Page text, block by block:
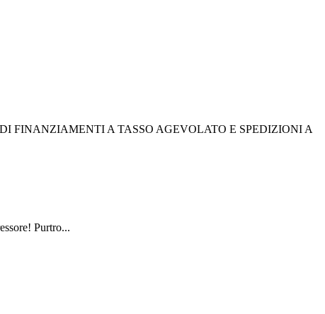
FINANZIAMENTI A TASSO AGEVOLATO E SPEDIZIONI A
Purtro...